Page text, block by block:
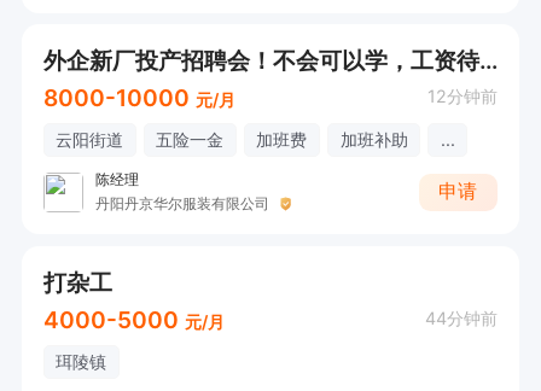
外企新厂投产招聘会！不会可以学，工资待遇好！
8000-10000 元/月 12分钟前
云阳街道 五险一金 加班费 加班补助 ...
陈经理
丹阳丹京华尔服装有限公司
申请
打杂工
4000-5000 元/月 44分钟前
珥陵镇